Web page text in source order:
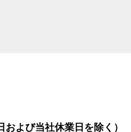
よび当社休業日を除く）